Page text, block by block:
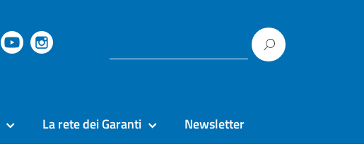
La rete dei Garanti Newsletter